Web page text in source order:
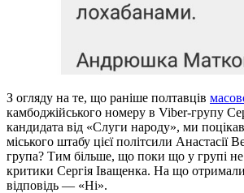
З огляду на те, що раніше полтавців
камбоджійського номеру в Viber-групу
кандидата від «Слуги народу», ми
міського штабу цієї політсили Анастасії
група? Тим більше, що поки що у групі не
критики Сергія Іващенка. На що
відповідь — «Ні».